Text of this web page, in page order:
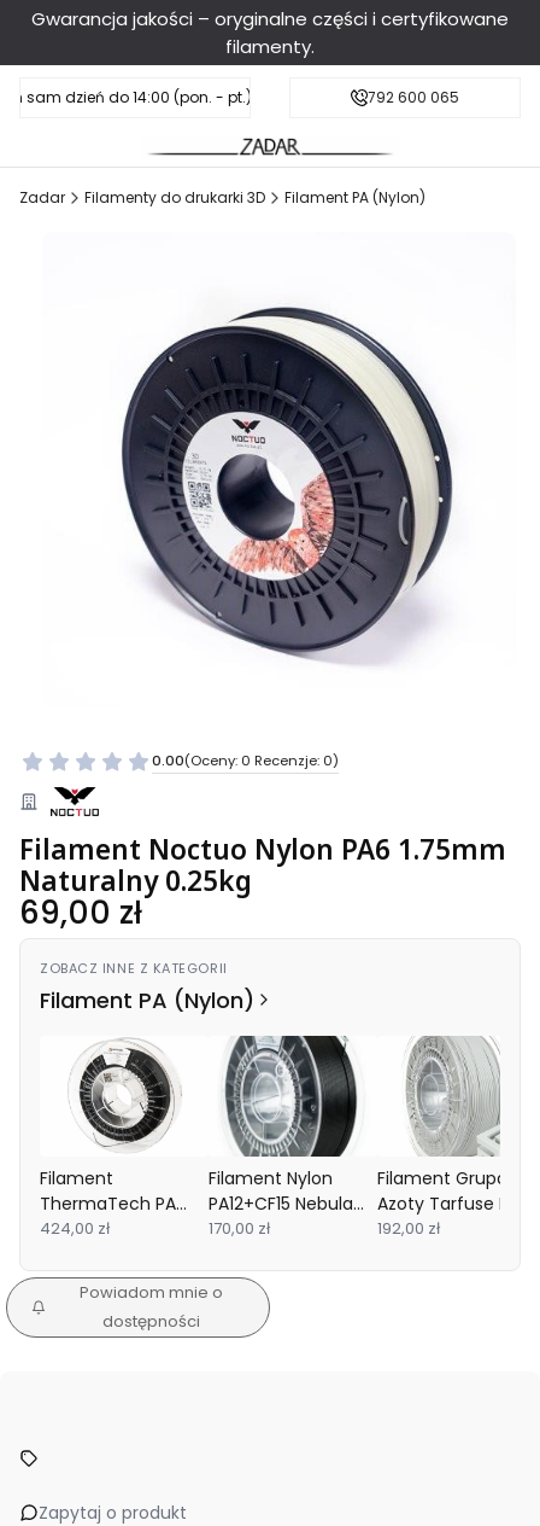
Gwarancja jakości – oryginalne części i certyfikowane
filamenty.
sam dzień do 14:00 (pon. - pt.), sobota do 11:00Darmowa dostawa od 199 zł
792 600 065
Zadar Filamenty do drukarki 3D Filament PA (Nylon)
0.00(Oceny: 0 Recenzje: 0)
Filament Noctuo Nylon PA6 1.75mm
Naturalny 0.25kg
Cena
69,00 zł
ZOBACZ INNE Z KATEGORII
Filament PA (Nylon)
Filament
ThermaTech PA
Spectrum 1.75mm
424,00 zł
Filament Nylon
PA12+CF15 Nebula
1.75mm Black 0.8kg
170,00 zł
Filament Grupa
Azoty Tarfuse PA
1.75mm Light Grey
192,00 zł
Powiadom mnie o
dostępności
Zapytaj o produkt